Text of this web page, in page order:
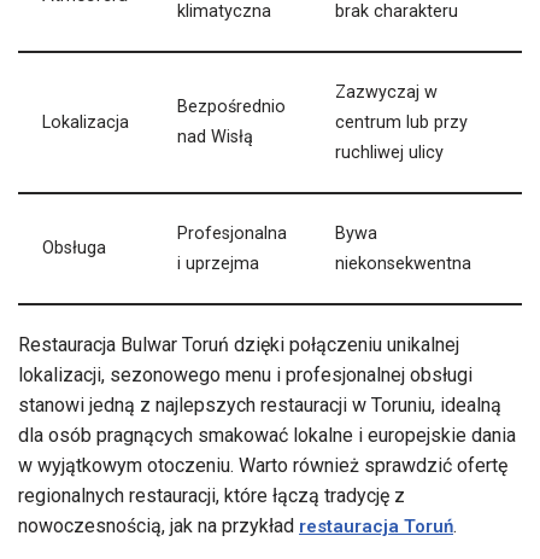
klimatyczna
brak charakteru
Lokalizacja
Bezpośrednio
nad Wisłą
Zazwyczaj w
centrum lub przy
ruchliwej ulicy
Obsługa
Profesjonalna
i uprzejma
Bywa
niekonsekwentna
Restauracja Bulwar Toruń dzięki połączeniu unikalnej
lokalizacji, sezonowego menu i profesjonalnej obsługi
stanowi jedną z najlepszych restauracji w Toruniu, idealną
dla osób pragnących smakować lokalne i europejskie dania
w wyjątkowym otoczeniu. Warto również sprawdzić ofertę
regionalnych restauracji, które łączą tradycję z
nowoczesnością, jak na przykład restauracja Toruń.